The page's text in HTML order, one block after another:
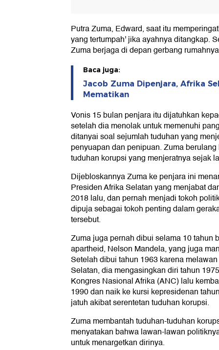
Putra Zuma, Edward, saat itu
yang tertumpah' jika ayahnya ditangkap.
Zuma berjaga di depan gerbang
Baca juga:
Jacob Zuma Dipenjara, Afrika
Mematikan
Vonis 15 bulan penjara itu dijatuhkan
setelah dia menolak untuk memenuhi
ditanyai soal sejumlah tuduhan yang
penyuapan dan penipuan. Zuma
tuduhan korupsi yang menjeratnya sejak
Dijebloskannya Zuma ke penjara ini
Presiden Afrika Selatan yang menjabat
2018 lalu, dan pernah menjadi tokoh
dipuja sebagai tokoh penting dalam
tersebut.
Zuma juga pernah dibui selama 10 tahun
apartheid, Nelson Mandela, yang juga
Setelah dibui tahun 1963 karena
Selatan, dia mengasingkan diri tahun
Kongres Nasional Afrika (ANC) lalu
1990 dan naik ke kursi kepresidenan
jatuh akibat serentetan tuduhan korupsi.
Zuma membantah tuduhan-tuduhan
menyatakan bahwa lawan-lawan
untuk menargetkan dirinya.